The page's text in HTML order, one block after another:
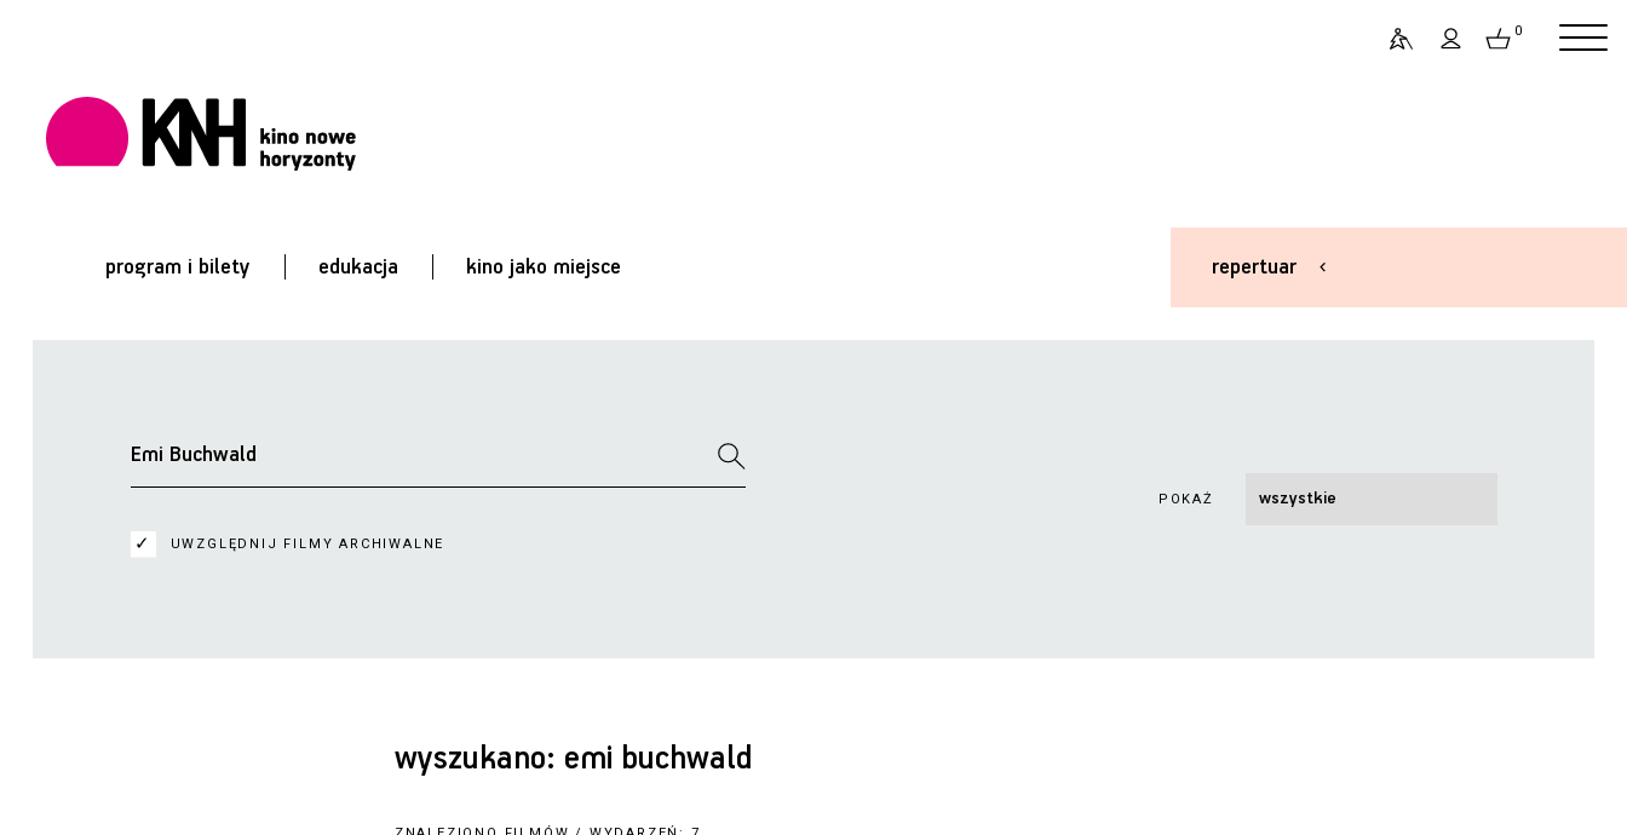
0
program i bilety edukacja kino jako miejsce repertuar
UWZGLĘDNIJ FILMY ARCHIWALNE
POKAŻ
wyszukano: emi buchwald